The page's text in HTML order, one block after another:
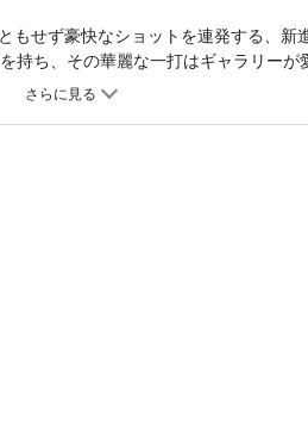
もせず豪快なショットを連発する、新
持ち、その華麗な一打はギャラリーが
う悲願を持っていた。その夢をめぐっ